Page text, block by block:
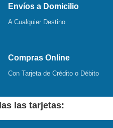
Envíos a Domicilio
A Cualquier Destino
Compras Online
Con Tarjeta de Crédito o Débito
las tarjetas: